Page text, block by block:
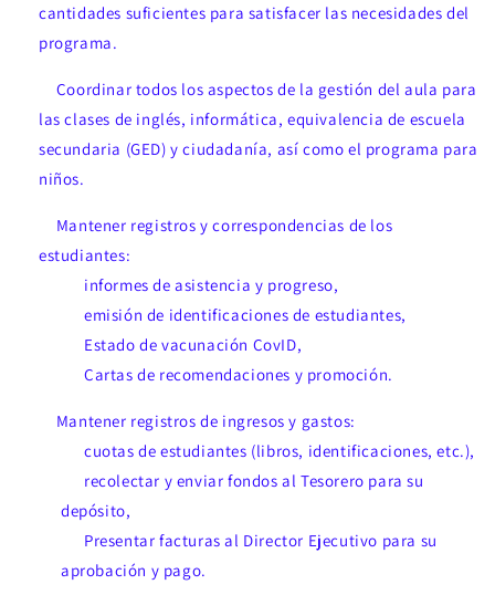
cantidades suficientes para satisfacer las necesidades del
programa.
Coordinar todos los aspectos de la gestión del aula para
las clases de inglés, informática, equivalencia de escuela
secundaria (GED) y ciudadanía, así como el programa para
niños.
Mantener registros y correspondencias de los
estudiantes:
informes de asistencia y progreso,
emisión de identificaciones de estudiantes,
Estado de vacunación CovID,
Cartas de recomendaciones y promoción.
Mantener registros de ingresos y gastos:
cuotas de estudiantes (libros, identificaciones, etc.),
recolectar y enviar fondos al Tesorero para su
depósito,
Presentar facturas al Director Ejecutivo para su
aprobación y pago.